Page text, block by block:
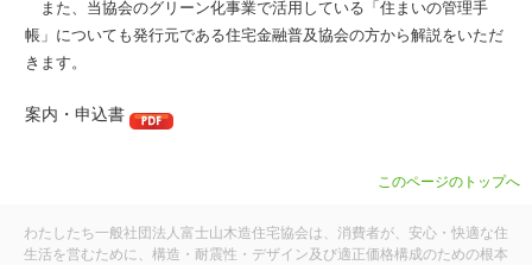
また、当協会のグリーン化事業で活用している「住まいの管理手
帳」についても発行元である住宅金融普及協会の方から解説をいただ
きます。
案内・申込書
このページのトップへ
わたしたち一般社団法人富士山木造住宅協会は、消費者が、安心・快適な住
生活を営むために、構造・耐震性・デザイン及び適正価格構成のための根本